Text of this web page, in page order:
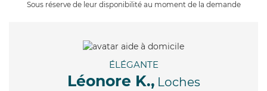
Sous réserve de leur disponibilité au moment de la demande
ÉLÉGANTE
Léonore K., Loches